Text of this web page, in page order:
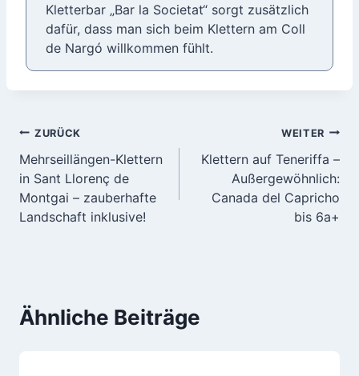
Kletterbar „Bar la Societat“ sorgt zusätzlich
dafür, dass man sich beim Klettern am Coll
de Nargó willkommen fühlt.
Beitragsnavigation
ZURÜCK
Mehrseillängen-Klettern
in Sant Llorenç de
Montgai – zauberhafte
Landschaft inklusive!
WEITER
Klettern auf Teneriffa –
Außergewöhnlich:
Canada del Capricho
bis 6a+
Ähnliche Beiträge